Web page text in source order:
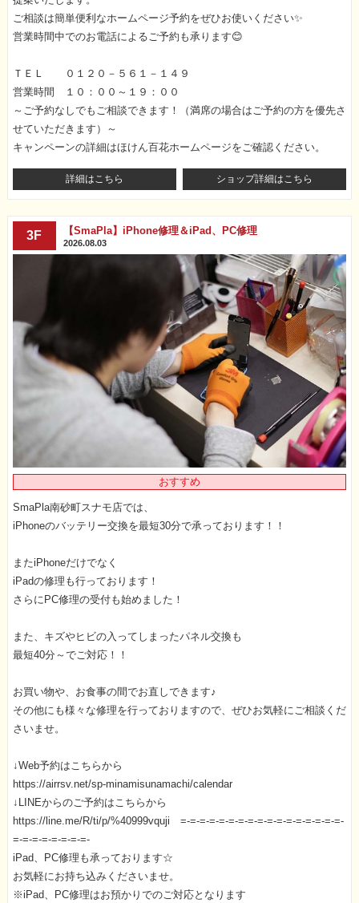
ご相談は簡単便利なホームページ予約をぜひお使いください✨
営業時間中でのお電話によるご予約も承ります😊
ＴＥＬ ０１２０－５６１－１４９
営業時間 １０：００～１９：００
～ご予約なしでもご相談できます！（満席の場合はご予約の方を優先さ
せていただきます）～
キャンペーンの詳細はほけん百花ホームページをご確認ください。
詳細はこちら ショップ詳細はこちら
3F 【SmaPla】iPhone修理＆iPad、PC修理
2026.08.03
おすすめ
SmaPla南砂町スナモ店では、
iPhoneのバッテリー交換を最短30分で承っております！！
またiPhoneだけでなく
iPadの修理も行っております！
さらにPC修理の受付も始めました！
また、キズやヒビの入ってしまったパネル交換も
最短40分～でご対応！！
お買い物や、お食事の間でお直しできます♪
その他にも様々な修理を行っておりますので、ぜひお気軽にご相談くだ
さいませ。
↓Web予約はこちらから
https://airrsv.net/sp-minamisunamachi/calendar
↓LINEからのご予約はこちらから
https://line.me/R/ti/p/%40999vquji =-=-=-=-=-=-=-=-=-=-=-=-=-=-=-=-=-
=-=-=-=-=-=-=-=-
iPad、PC修理も承っております☆
お気軽にお持ち込みくださいませ。
※iPad、PC修理はお預かりでのご対応となります